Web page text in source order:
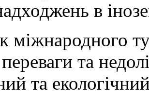
в
міжнародного
та
та